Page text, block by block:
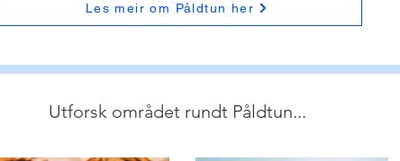
Les meir om Påldtun her
Utforsk området rundt Påldtun...